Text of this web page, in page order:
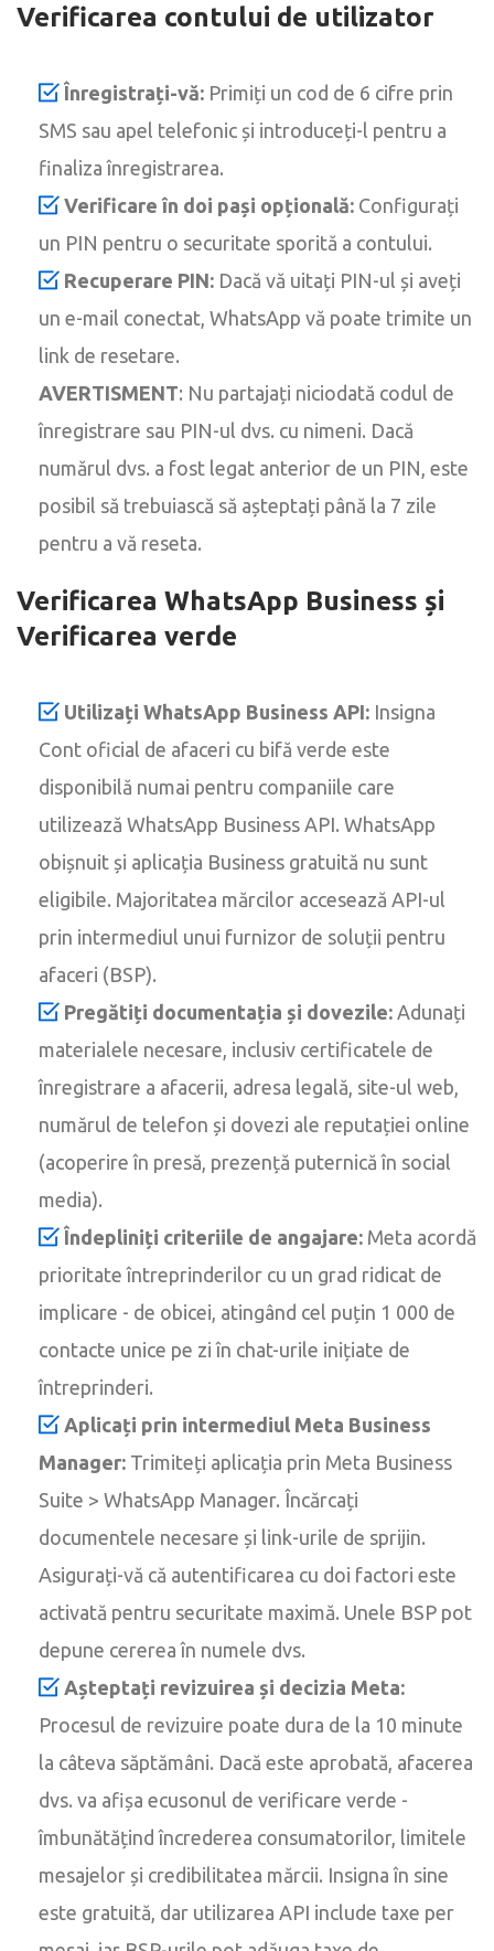
Verificarea contului de utilizator
Înregistrați-vă: Primiți un cod de 6 cifre prin
SMS sau apel telefonic și introduceți-l pentru a
finaliza înregistrarea.
Verificare în doi pași opțională: Configurați
un PIN pentru o securitate sporită a contului.
Recuperare PIN: Dacă vă uitați PIN-ul și aveți
un e-mail conectat, WhatsApp vă poate trimite un
link de resetare.
AVERTISMENT: Nu partajați niciodată codul de
înregistrare sau PIN-ul dvs. cu nimeni. Dacă
numărul dvs. a fost legat anterior de un PIN, este
posibil să trebuiască să așteptați până la 7 zile
pentru a vă reseta.
Verificarea WhatsApp Business și
Verificarea verde
Utilizați WhatsApp Business API: Insigna
Cont oficial de afaceri cu bifă verde este
disponibilă numai pentru companiile care
utilizează WhatsApp Business API. WhatsApp
obișnuit și aplicația Business gratuită nu sunt
eligibile. Majoritatea mărcilor accesează API-ul
prin intermediul unui furnizor de soluții pentru
afaceri (BSP).
Pregătiți documentația și dovezile: Adunați
materialele necesare, inclusiv certificatele de
înregistrare a afacerii, adresa legală, site-ul web,
numărul de telefon și dovezi ale reputației online
(acoperire în presă, prezență puternică în social
media).
Îndepliniți criteriile de angajare: Meta acordă
prioritate întreprinderilor cu un grad ridicat de
implicare - de obicei, atingând cel puțin 1 000 de
contacte unice pe zi în chat-urile inițiate de
întreprinderi.
Aplicați prin intermediul Meta Business
Manager: Trimiteți aplicația prin Meta Business
Suite > WhatsApp Manager. Încărcați
documentele necesare și link-urile de sprijin.
Asigurați-vă că autentificarea cu doi factori este
activată pentru securitate maximă. Unele BSP pot
depune cererea în numele dvs.
Așteptați revizuirea și decizia Meta:
Procesul de revizuire poate dura de la 10 minute
la câteva săptămâni. Dacă este aprobată, afacerea
dvs. va afișa ecusonul de verificare verde -
îmbunătățind încrederea consumatorilor, limitele
mesajelor și credibilitatea mărcii. Insigna în sine
este gratuită, dar utilizarea API include taxe per